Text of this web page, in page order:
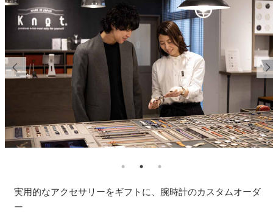
実用的なアクセサリーをギフトに、腕時計のカスタムオーダ
ー